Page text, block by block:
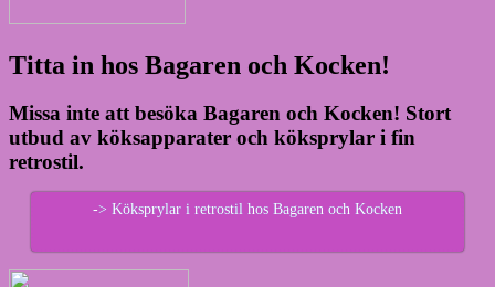
Titta in hos Bagaren och Kocken!
Missa inte att besöka Bagaren och Kocken! Stort
utbud av köksapparater och köksprylar i fin
retrostil.
-> Köksprylar i retrostil hos Bagaren och Kocken